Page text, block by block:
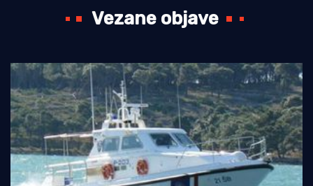
Vezane objave